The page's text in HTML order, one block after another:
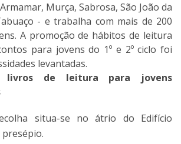
Murça, Sabrosa, São João da
- e trabalha com mais de 200
A promoção de hábitos de leitura
para jovens do 1º e 2º ciclo foi
levantadas.
livros de leitura para jovens
situa-se no átrio do Edifício